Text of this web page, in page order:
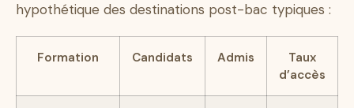
hypothétique des destinations post-bac typiques :
Formation Candidats Admis
Taux
d’accès